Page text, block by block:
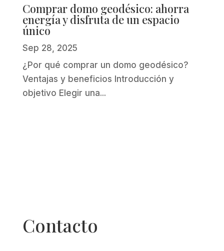
Comprar domo geodésico: ahorra
energía y disfruta de un espacio
único
Sep 28, 2025
¿Por qué comprar un domo geodésico?
Ventajas y beneficios Introducción y
objetivo Elegir una...
Contacto